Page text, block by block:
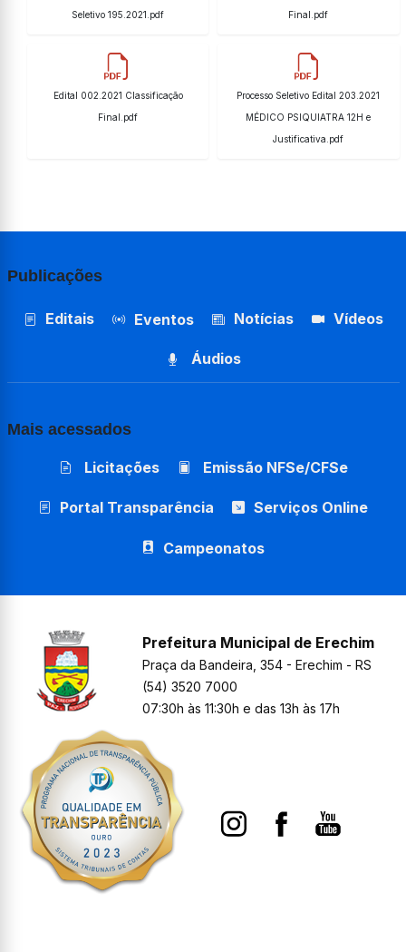
Seletivo 195.2021.pdf
Final.pdf
Edital 002.2021 Classificação
Final.pdf
Processo Seletivo Edital 203.2021
MÉDICO PSIQUIATRA 12H e
Justificativa.pdf
Publicações
Editais Eventos Notícias Vídeos
Áudios
Mais acessados
Licitações Emissão NFSe/CFSe
Portal Transparência Serviços Online
Campeonatos
Prefeitura Municipal de Erechim
Praça da Bandeira, 354 - Erechim - RS
(54) 3520 7000
07:30h às 11:30h e das 13h às 17h